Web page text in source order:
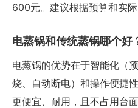
600元。建议根据预算和实际
电蒸锅和传统蒸锅哪个好
电蒸锅的优势在于智能化（
烧、自动断电）和操作便捷
更便宜、耐用，且不占用台